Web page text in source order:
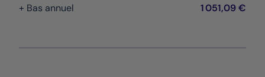
+ Bas annuel
1 051,09 €